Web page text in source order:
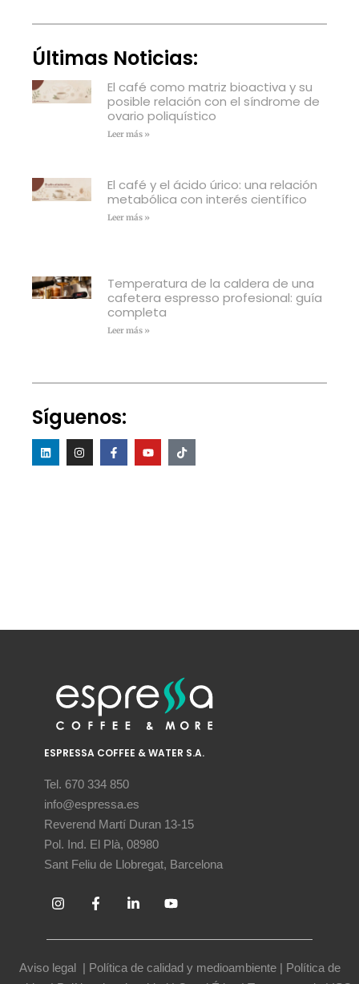
Últimas Noticias:
El café como matriz bioactiva y su
posible relación con el síndrome de
ovario poliquístico
Leer más »
El café y el ácido úrico: una relación
metabólica con interés científico
Leer más »
Temperatura de la caldera de una
cafetera espresso profesional: guía
completa
Leer más »
Síguenos:
ESPRESSA COFFEE & WATER S.A.
Tel. 670 334 850
info@espressa.es
Reverend Martí Duran 13-15
Pol. Ind. El Plà, 08980
Sant Feliu de Llobregat, Barcelona
Aviso legal | Política de calidad y medioambiente| Política de